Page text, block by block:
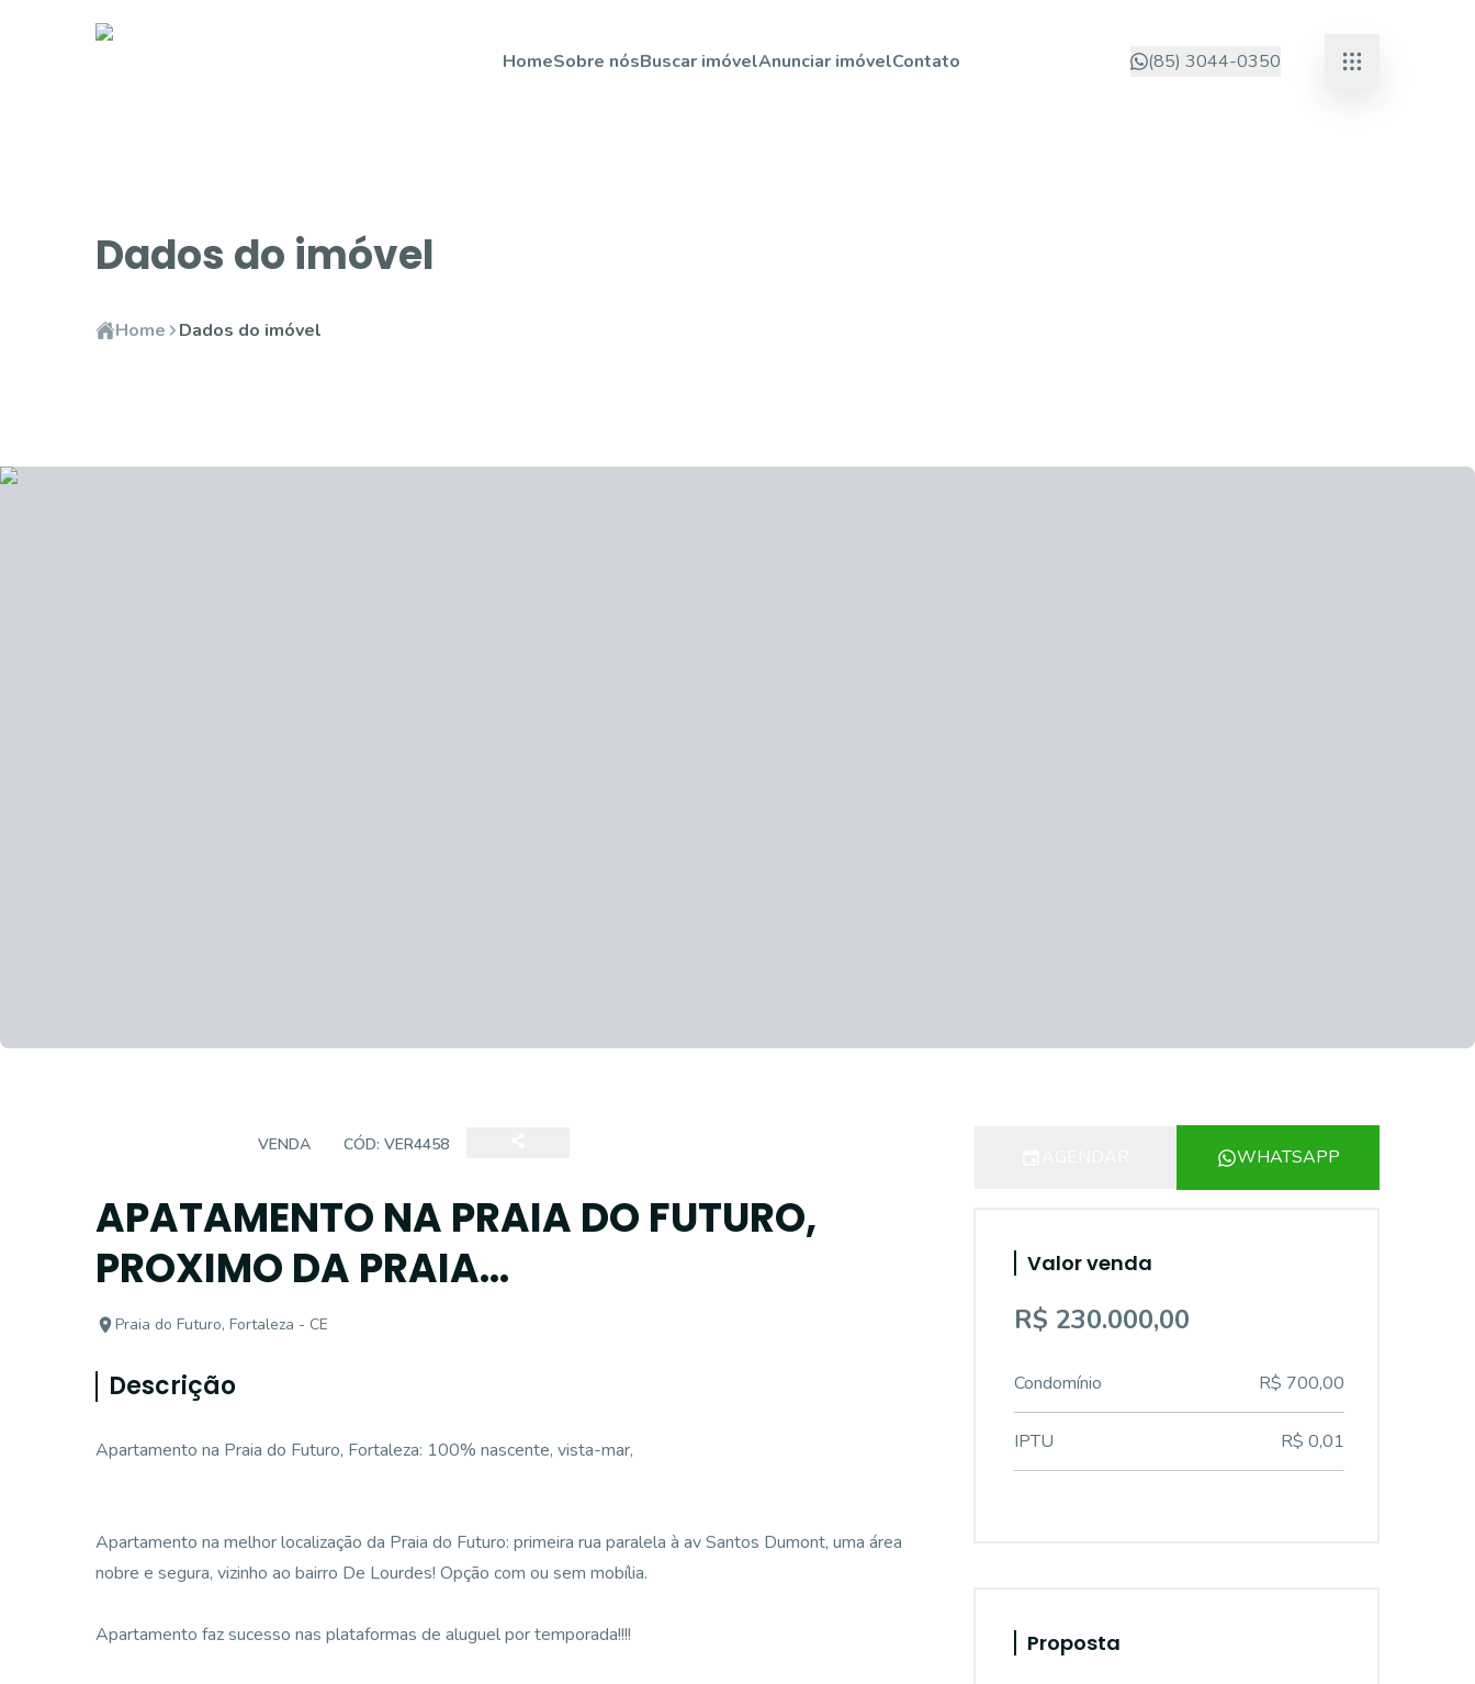
HomeSobre nósBuscar imóvelAnunciar imóvelContato (85) 3044-0350
Dados do imóvel
Home Dados do imóvel
VENDA CÓD: VER4458
APATAMENTO NA PRAIA DO FUTURO,
PROXIMO DA PRAIA...
Praia do Futuro, Fortaleza - CE
Descrição
Apartamento na Praia do Futuro, Fortaleza: 100% nascente, vista-mar,
Apartamento na melhor localização da Praia do Futuro: primeira rua paralela à av Santos Dumont, uma área
nobre e segura, vizinho ao bairro De Lourdes! Opção com ou sem mobília.
Apartamento faz sucesso nas plataformas de aluguel por temporada!!!!
WHATSAPP
Valor venda
R$ 230.000,00
Condomínio R$ 700,00
IPTU R$ 0,01
Proposta